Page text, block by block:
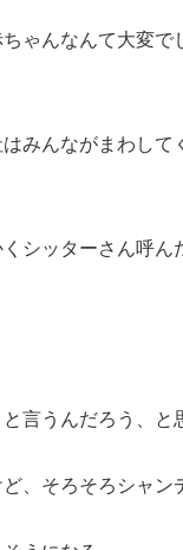
ゃんなんて大変
みんながまわし
シッターさん呼
言うんだろう、と
、そろそろシャ